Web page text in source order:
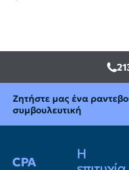
Ζητήστε μας ένα
συμβουλευτική
CPA
Η